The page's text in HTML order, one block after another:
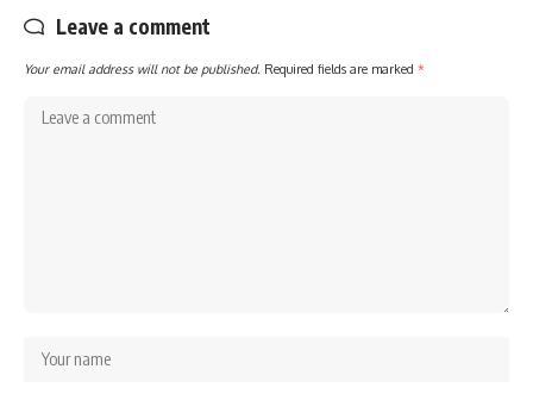
Leave a comment
Your email address will not be published. Required fields are marked *